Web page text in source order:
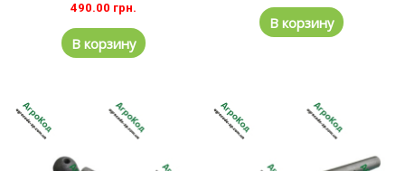
490.00 грн.
В корзину
В корзину